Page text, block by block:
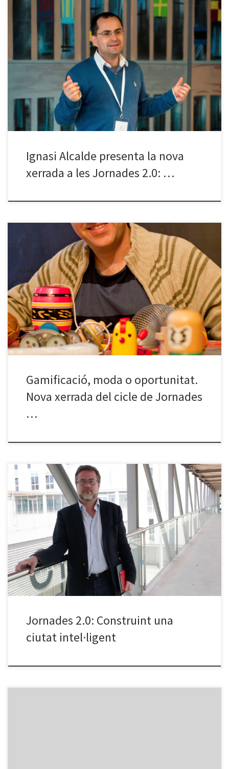
Dimecres 25 de maig, el convidat a les Jornades 2.0 serà Ignasi
Alcalde, consultor i formador en gestió del coneixement,
visualització de dades i innovació. L’Ignasi Alcalde ens presentarà
aquesta nova xerrada del cicle de Jornades 2.0 i parlarà de “Les
dades a la societat del coneixement” i de com […]
Ignasi Alcalde presenta la nova
xerrada a les Jornades 2.0: …
El proper dimecres 27 d’abril continua el cicle Jornades 2.0 amb
una nova xerrada. En aquesta ocasió, es parlarà d’un tema de
molta actualitat però que alhora genera certa confusió:
Gamificació, moda o oportunitat? Darrerament se sent parlar molt
de gamificació, i sota aquest concepte hi ha articles i experiències
[…]
Gamificació, moda o oportunitat.
Nova xerrada del cicle de Jornades
…
Ja tenim a punt la nova xerrada del cicle Jornades 2.0: “Construint
una ciutat intel·ligent”. En aquesta ocasió el nostre ponent serà
Santiago J. Castellà Surribas, que ens parlarà de ciutats
intel·ligents. Tindrem l’oportunitat d’aclarir conceptes relacionats
amb el tema de smart cities i també de conèixer les oportunitats
que […]
Jornades 2.0: Construint una
ciutat intel·ligent